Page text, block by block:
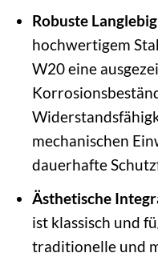
Robuste
hochwertigem
W20 eine
mechanischen
dauerhafte
Ästhetische
ist klassisch und
traditionelle und